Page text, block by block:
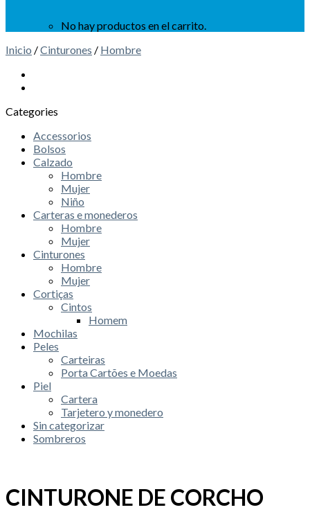
No hay productos en el carrito.
Inicio /Cinturones / Hombre
Categories
Accessorios
Bolsos
Calzado
Hombre
Mujer
Niño
Carteras e monederos
Hombre
Mujer
Cinturones
Hombre
Mujer
Cortiças
Cintos
Homem
Mochilas
Peles
Carteiras
Porta Cartões e Moedas
Piel
Cartera
Tarjetero y monedero
Sin categorizar
Sombreros
CINTURONE DE CORCHO